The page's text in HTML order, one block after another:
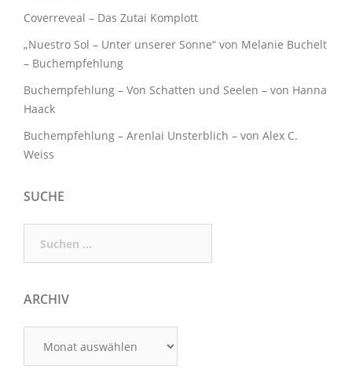
Coverreveal – Das Zutai Komplott
„Nuestro Sol – Unter unserer Sonne“ von Melanie Buchelt
– Buchempfehlung
Buchempfehlung – Von Schatten und Seelen – von Hanna
Haack
Buchempfehlung – Arenlai Unsterblich – von Alex C.
Weiss
SUCHE
nach:
ARCHIV